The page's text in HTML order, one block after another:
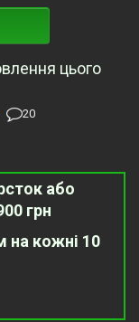
цього
20
або
грн
на кожні 10